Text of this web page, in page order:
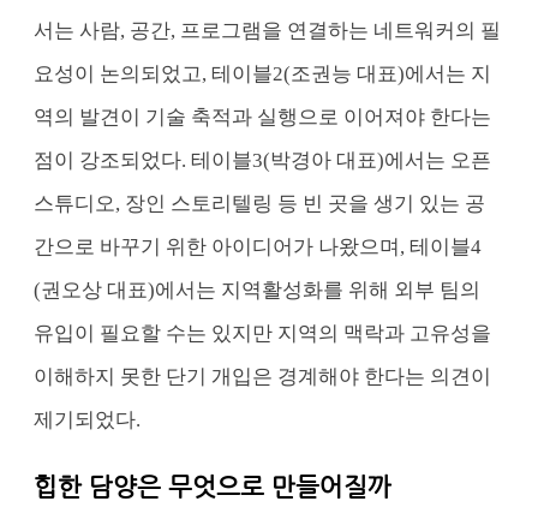
서는 사람, 공간, 프로그램을 연결하는 네트워커의 필
요성이 논의되었고,테이블2(조권능 대표)에서는 지
역의 발견이 기술 축적과 실행으로 이어져야 한다는
점이 강조되었다.테이블3(박경아 대표)에서는 오픈
스튜디오, 장인 스토리텔링 등 빈 곳을 생기 있는 공
간으로 바꾸기 위한 아이디어가 나왔으며,테이블4
(권오상 대표)에서는 지역활성화를 위해 외부 팀의
유입이 필요할 수는 있지만 지역의 맥락과 고유성을
이해하지 못한 단기 개입은 경계해야 한다는 의견이
제기되었다.
힙한 담양은 무엇으로 만들어질까